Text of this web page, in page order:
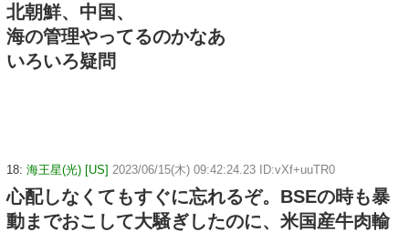
北朝鮮、中国、
海の管理やってるのかなあ
いろいろ疑問
18: 海王星(光) [US] 2023/06/15(木) 09:42:24.23 ID:vXf+uuTR0
心配しなくてもすぐに忘れるぞ。BSEの時も暴
動までおこして大騒ぎしたのに、米国産牛肉輸